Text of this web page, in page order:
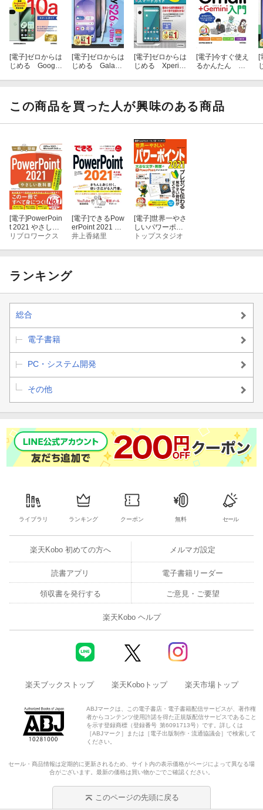
・PowerPoint 2021の使い方を知りたい人
（目次）
第1章 PowerPointの基本操作を覚えよう
01 PowerPointを起動しよう
02 PowerPointの画面構成を知ろう
04 リボンで機能を切り替えよう
06 PowerPointを終了しよう
第2章 スライド作成の基本を覚えよう
07 新しいプレゼンテーションを作成しよう
10 スライドの内容を入力しよう
11 スライドの順序を入れ替えよう
12 スライドをコピーしたり削除したりしよう
13 アウトライン機能でスライドを作ろう
15 プレゼンテーションを保存しよう
17 プレゼンテーションを開こう
第3章 スライドのデザインを変えよう
18 スライドのテーマを設定しよう
19 配色や背景を変更しよう
20 スライドマスターの機能を知ろう
22 すべてのスライドに会社名や日付を入れよう
24 フォントの種類やサイズを変更しよう
[電子]ゼロからは
じめる Google
[電子]ゼロからは
じめる Galaxy
／au／ソフトバ
ンク／楽天モバ
[電子]ゼロからは
じめる Xperia
応版］
[電子]今すぐ使え
るかんたん G
[
この商品を買った人が興味のある商品
[電子] PowerPoin
t 2021 やさしい
教科書［Office 2
リブロワークス
[電子]できるPow
erPoint 2021 Off
ice 2021 & Micr
井上香緒里
[電子]世界一やさ
しいパワーポイ
ント2021
トップスタジオ
ランキング
総合
電子書籍
PC・システム開発
その他
ライブラリ ランキング クーポン 無料 セール
楽天Kobo 初めての方へ メルマガ設定
読書アプリ 電子書籍リーダー
領収書を発行する ご意見・ご要望
楽天Kobo ヘルプ
楽天ブックストップ 楽天Koboトップ 楽天市場トップ
ABJマークは、この電子書店・電子書籍配信サービスが、著作権
者からコンテンツ使用許諾を得た正規版配信サービスであること
を示す登録商標（登録番号 第6091713号）です。詳しくは
［ABJマーク］または［電子出版制作・流通協議会］で検索して
ください。
セール・商品情報は定期的に更新されるため、サイト内の表示価格がページによって異なる場
合がございます。最新の価格は買い物かごでご確認ください。
このページの先頭に戻る